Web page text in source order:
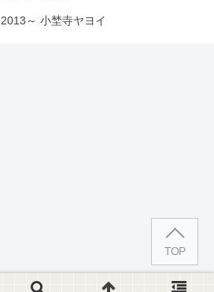
～ 小埜寺ヤヨイ
TOP